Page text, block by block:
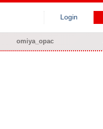
Login
omiya_opac